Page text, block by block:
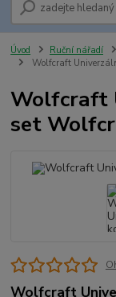
Úvod Ruční nářadí
Wolfcraft
Wolfcraft
set
Wolfcraft